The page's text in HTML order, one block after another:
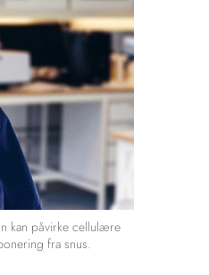
kan påvirke cellulære
fra snus.